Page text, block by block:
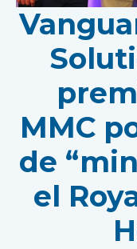
MMC
de
el